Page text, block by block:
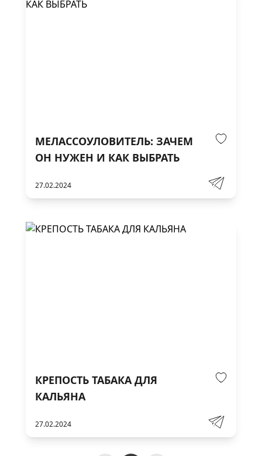
МЕЛАССОУЛОВИТЕЛЬ: ЗАЧЕМ
ОН НУЖЕН И КАК ВЫБРАТЬ
27.02.2024
КРЕПОСТЬ ТАБАКА ДЛЯ
КАЛЬЯНА
27.02.2024